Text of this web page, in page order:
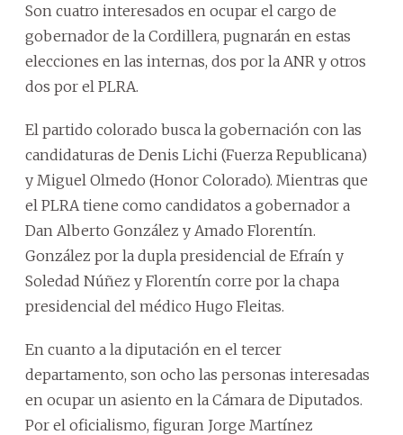
Son cuatro interesados en ocupar el cargo de
gobernador de la Cordillera, pugnarán en estas
elecciones en las internas, dos por la ANR y otros
dos por el PLRA.
El partido colorado busca la gobernación con las
candidaturas de Denis Lichi (Fuerza Republicana)
y Miguel Olmedo (Honor Colorado). Mientras que
el PLRA tiene como candidatos a gobernador a
Dan Alberto González y Amado Florentín.
González por la dupla presidencial de Efraín y
Soledad Núñez y Florentín corre por la chapa
presidencial del médico Hugo Fleitas.
En cuanto a la diputación en el tercer
departamento, son ocho las personas interesadas
en ocupar un asiento en la Cámara de Diputados.
Por el oficialismo, figuran Jorge Martínez